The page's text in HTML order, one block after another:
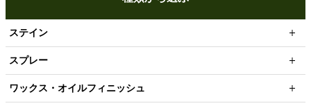
ステイン
スプレー
ワックス・オイルフィニッシュ